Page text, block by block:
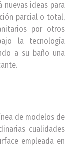
nuevas ideas para
parcial o total,
por otros
la tecnología
a su baño una
de modelos de
cualidades
empleada en